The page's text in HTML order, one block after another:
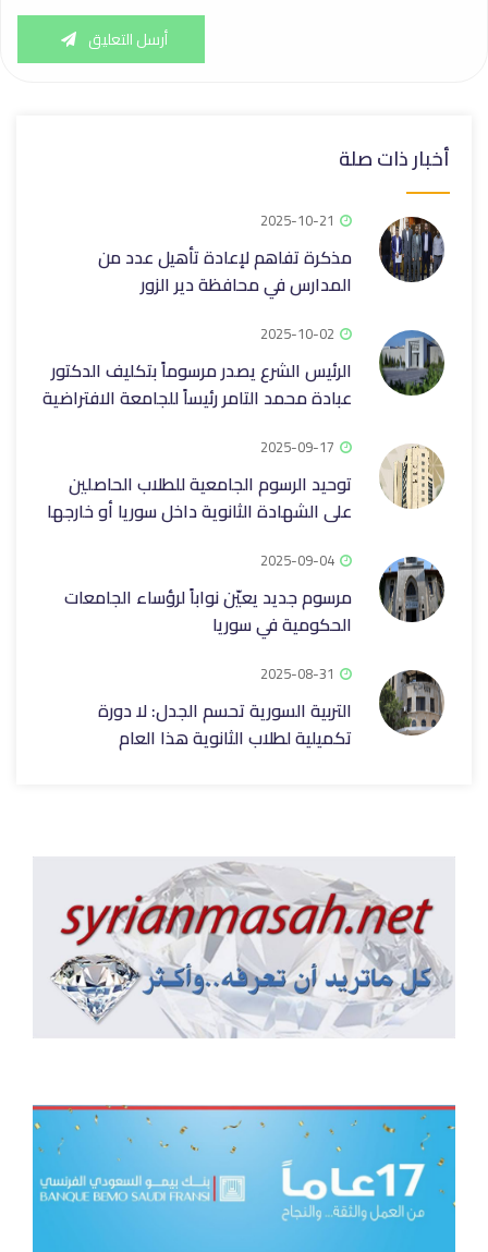
أرسل التعليق
أخبار ذات صلة
2025-10-21
مذكرة تفاهم لإعادة تأهيل عدد من
المدارس في محافظة دير الزور
2025-10-02
الرئيس الشرع يصدر مرسوماً بتكليف الدكتور
عبادة محمد التامر رئيساً للجامعة الافتراضية
2025-09-17
توحيد الرسوم الجامعية للطلاب الحاصلين
على الشهادة الثانوية داخل سوريا أو خارجها
2025-09-04
مرسوم جديد يعيّن نواباً لرؤساء الجامعات
الحكومية في سوريا
2025-08-31
التربية السورية تحسم الجدل: لا دورة
تكميلية لطلاب الثانوية هذا العام